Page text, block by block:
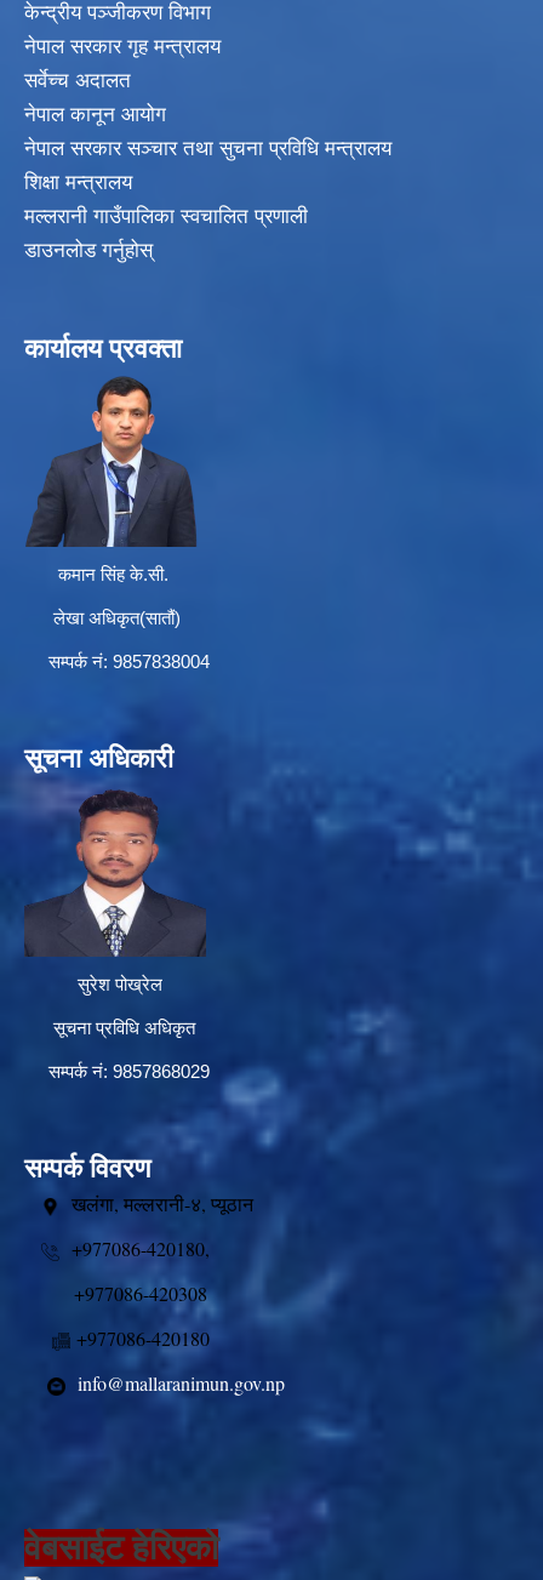
केन्द्रीय पञ्जीकरण विभाग
नेपाल सरकार गृह मन्त्रालय
सर्वेच्च अदालत
नेपाल कानून आयोग
नेपाल सरकार सञ्चार तथा सुचना प्रविधि मन्त्रालय
शिक्षा मन्त्रालय
मल्लरानी गाउँपालिका स्वचालित प्रणाली
डाउनलोड गर्नुहोस्
कार्यालय प्रवक्ता
कमान सिंह के.सी.
लेखा अधिकृत(सातौं)
सम्पर्क न‌ं: 9857838004
सूचना अधिकारी
सुरेश पोख्रेल
सूचना प्रविधि अधिकृत
सम्पर्क नं: 9857868029
सम्पर्क विवरण
खलंगा, मल्लरानी-४, प्यूठान
+977086-420180,
+977086-420308
+977086-420180
info@mallaranimun.gov.np
वेबसाईट हेरिएको